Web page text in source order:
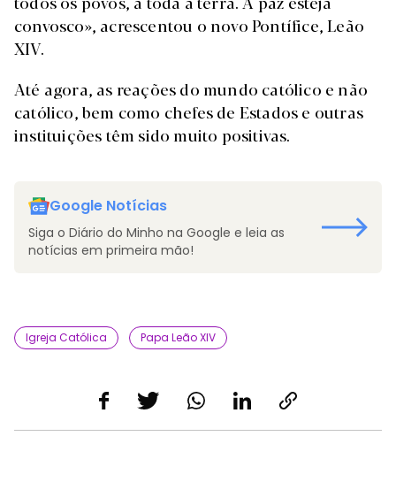
convosco», acrescentou o novo Pontífice, Leão
XIV.
Até agora, as reações do mundo católico e não
católico, bem como chefes de Estados e outras
instituições têm sido muito positivas.
Google Notícias
Siga o Diário do Minho na Google e leia as
notícias em primeira mão!
Igreja Católica Papa Leão XIV